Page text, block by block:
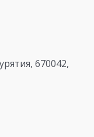
670042,